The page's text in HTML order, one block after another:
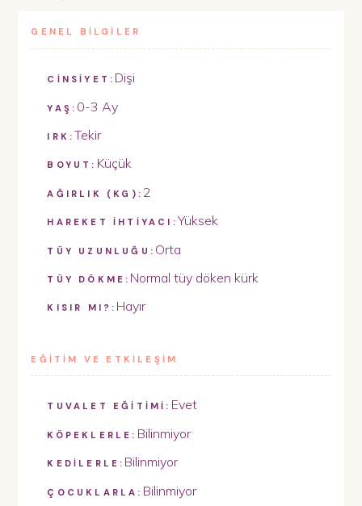
GENEL BİLGİLER
CİNSİYET: Dişi
YAŞ: 0-3 Ay
IRK: Tekir
BOYUT: Küçük
AĞIRLIK (KG): 2
HAREKET İHTİYACI: Yüksek
TÜY UZUNLUĞU: Orta
TÜY DÖKME: Normal tüy döken kürk
KISIR MI?: Hayır
EĞİTİM VE ETKİLEŞİM
TUVALET EĞİTİMİ: Evet
KÖPEKLERLE: Bilinmiyor
KEDİLERLE: Bilinmiyor
ÇOCUKLARLA: Bilinmiyor